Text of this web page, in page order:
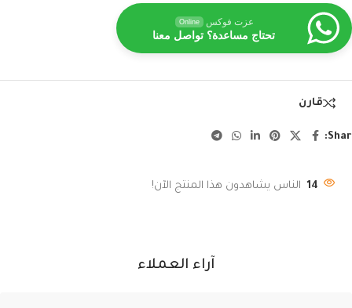
عزت فوكس Online
تحتاج مساعدة؟ تواصل معنا
قارن
14 الناس يشاهدون هذا المنتج الآن!
آراء العملاء